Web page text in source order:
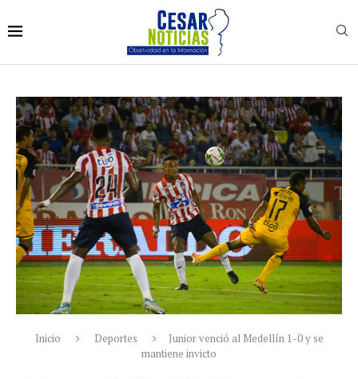
Inicio Deportes
Junior venció al Medellín 1-0 y se
mantiene invicto